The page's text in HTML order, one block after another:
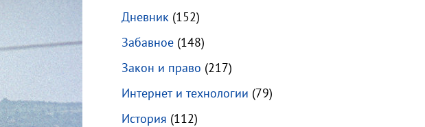
Дневник(152)
Забавное(148)
Закон и право (217)
Интернет и технологии (79)
История (112)